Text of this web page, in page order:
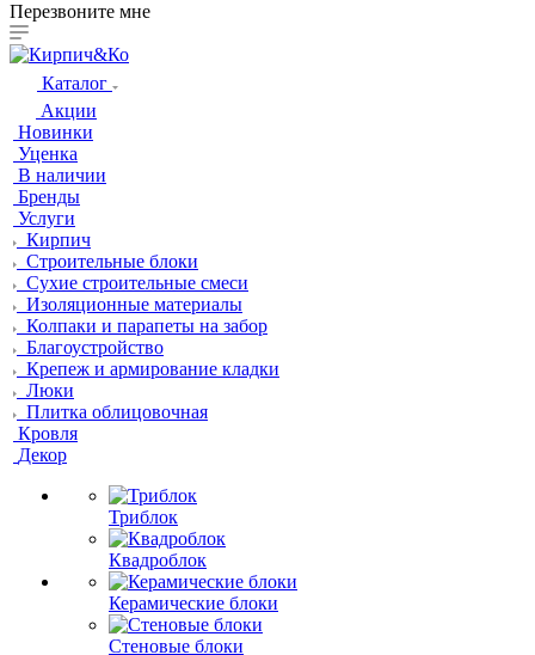
Перезвоните мне
Каталог
Акции
Новинки
Уценка
В наличии
Бренды
Услуги
Кирпич
Строительные блоки
Сухие строительные смеси
Изоляционные материалы
Колпаки и парапеты на забор
Благоустройство
Крепеж и армирование кладки
Люки
Плитка облицовочная
Кровля
Декор
Триблок
Квадроблок
Керамические блоки
Стеновые блоки